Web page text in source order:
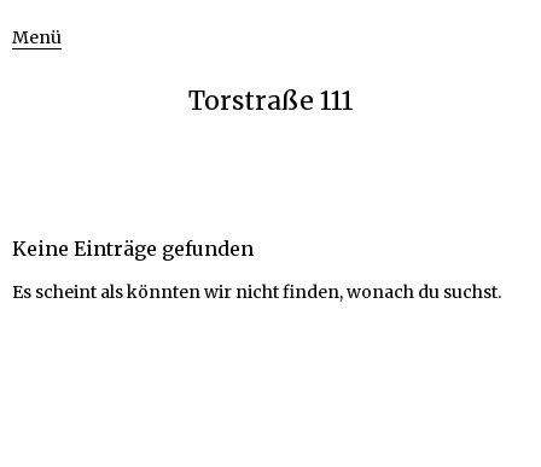
Menü
Torstraße 111
Keine Einträge gefunden
Es scheint als könnten wir nicht finden, wonach du suchst.